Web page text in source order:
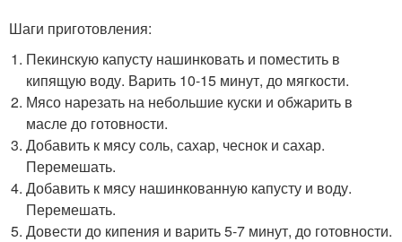
Шаги приготовления:
Пекинскую капусту нашинковать и поместить в
кипящую воду. Варить 10-15 минут, до мягкости.
Мясо нарезать на небольшие куски и обжарить в
масле до готовности.
Добавить к мясу соль, сахар, чеснок и сахар.
Перемешать.
Добавить к мясу нашинкованную капусту и воду.
Перемешать.
Довести до кипения и варить 5-7 минут, до готовности.